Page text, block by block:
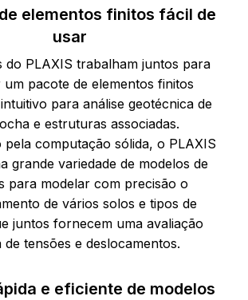
elementos finitos fácil de
usar
do PLAXIS trabalham juntos para
pacote de elementos finitos
para análise geotécnica de
e estruturas associadas.
pela computação sólida, o PLAXIS
grande variedade de modelos de
para modelar com precisão o
de vários solos e tipos de
juntos fornecem uma avaliação
de tensões e deslocamentos.
e eficiente de modelos